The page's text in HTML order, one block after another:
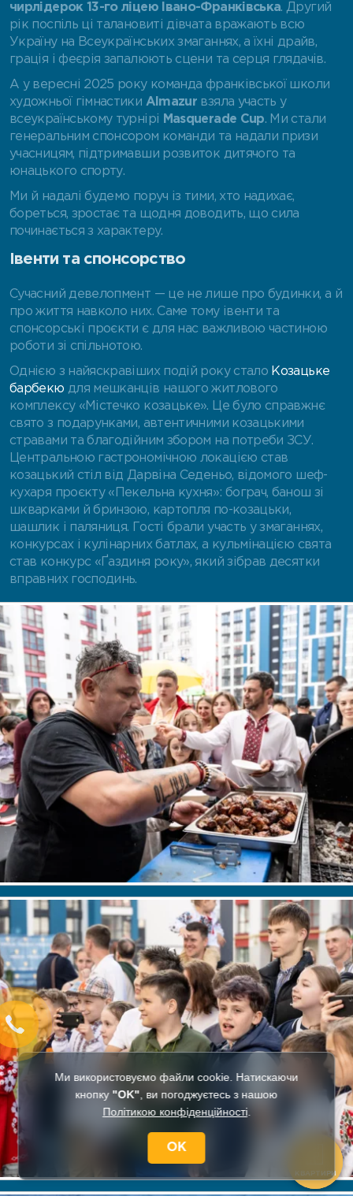
Ми використовуємо файли cookie. Натискаючи
кнопку "OK" , ви погоджуєтесь з нашою
Політикою конфіденційності
OK
чирлідерок 13-го ліцею Івано-Франківська. Другий
рік поспіль ці талановиті дівчата вражають всю
Україну на Всеукраїнських змаганнях, а їхні драйв,
грація і феєрія запалюють сцени та серця глядачів.
А у вересні 2025 року команда франківської школи
художньої гімнастики Almazur взяла участь у
всеукраїнському турнірі Masquerade Cup. Ми стали
генеральним спонсором команди та надали призи
учасницям, підтримавши розвиток дитячого та
юнацького спорту.
Ми й надалі будемо поруч із тими, хто надихає,
бореться, зростає та щодня доводить, що сила
починається з характеру.
Івенти та спонсорство
Сучасний девелопмент — це не лише про будинки, а й
про життя навколо них. Саме тому івенти та
спонсорські проєкти є для нас важливою частиною
роботи зі спільнотою.
Однією з найяскравіших подій року стало Козацьке
барбекю для мешканців нашого житлового
комплексу «Містечко козацьке». Це було справжнє
свято з подарунками, автентичними козацькими
стравами та благодійним збором на потреби ЗСУ.
Центральною гастрономічною локацією став
козацький стіл від Дарвіна Седеньо, відомого шеф-
кухаря проєкту «Пекельна кухня»: бограч, банош зі
шкварками й бринзою, картопля по-козацьки,
шашлик і паляниця. Гості брали участь у змаганнях,
конкурсах і кулінарних батлах, а кульмінацією свята
став конкурс «Ґаздиня року», який зібрав десятки
вправних господинь.
КВАРТИРИ